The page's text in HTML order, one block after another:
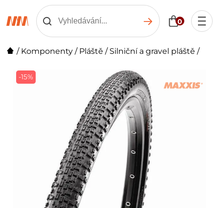
0
/ Komponenty / Pláště / Silniční a gravel pláště /
-15%